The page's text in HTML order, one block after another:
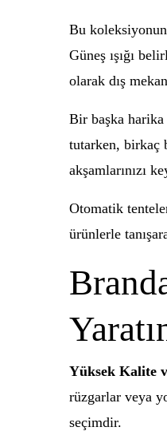
Bu
Güneş ışığı
olarak dış
Bir başka harika
tutarken, birkaç
akşamlarınızı
Otomatik
ürünlerle
Yüksek Kalite
rüzgarlar veya
seçimdir.